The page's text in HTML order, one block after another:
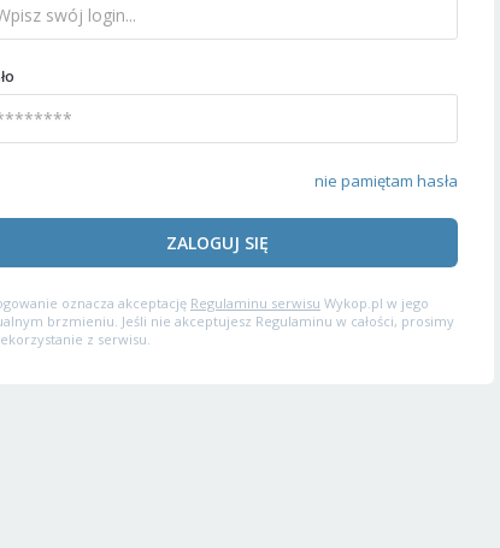
nie pamiętam hasła
ZALOGUJ SIĘ
oznacza akceptację Regulaminu serwisu Wykop.pl w jego
brzmieniu. Jeśli nie akceptujesz Regulaminu w całości, prosimy
z serwisu.